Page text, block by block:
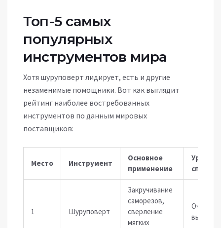
Топ-5 самых
популярных
инструментов мира
Хотя шуруповерт лидирует, есть и другие
незаменимые помощники. Вот как выглядит
рейтинг наиболее востребованных
инструментов по данным мировых
поставщиков:
Место Инструмент
Основное
применение
Уровень
спроса
1 Шуруповерт
Закручивание
саморезов,
сверление
мягких
Очень
высокий